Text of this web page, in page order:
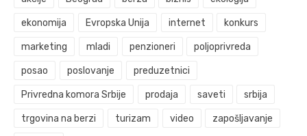
ekonomija Evropska Unija internet konkurs
marketing mladi penzioneri poljoprivreda
posao poslovanje preduzetnici
Privredna komora Srbije prodaja saveti srbija
trgovina na berzi turizam video zapošljavanje